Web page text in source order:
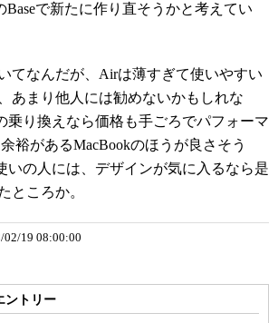
Baseで新たに作り直そうかと考えてい
てなんだが、Airは薄すぎて使いやすい
あまり他人には勧めないかもしれな
乗り換えなら価格も手ごろでパフォーマ
裕があるMacBookのほうが良さそう
いの人には、デザインが気に入るなら是
ところか。
02/19 08:00:00
ントリー